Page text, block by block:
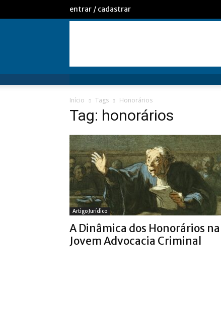
entrar / cadastrar
Início Tags Honorários
Tag: honorários
Artigo Jurídico
A Dinâmica dos Honorários na
Jovem Advocacia Criminal